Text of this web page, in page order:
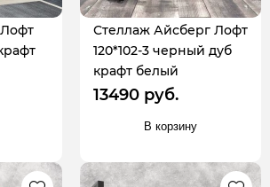
Стеллаж Айсберг Лофт
120*102-3 черный дуб
крафт белый
13490 руб.
В корзину